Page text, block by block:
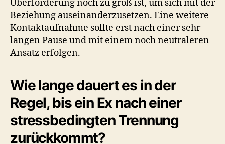
Überforderung noch zu groß ist, um sich mit der
Beziehung auseinanderzusetzen. Eine weitere
Kontaktaufnahme sollte erst nach einer sehr
langen Pause und mit einem noch neutraleren
Ansatz erfolgen.
Wie lange dauert es in der
Regel, bis ein Ex nach einer
stressbedingten Trennung
zurückkommt?